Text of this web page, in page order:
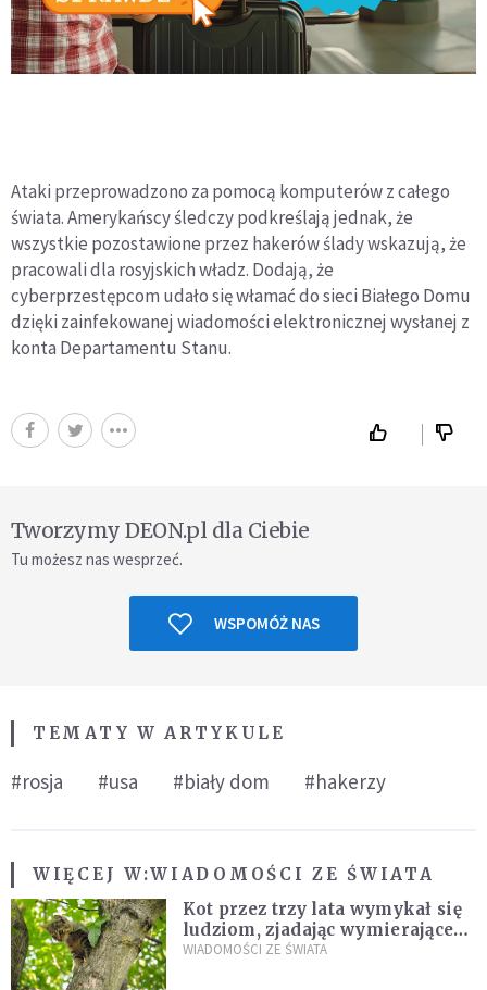
Ataki przeprowadzono za pomocą komputerów z całego
świata. Amerykańscy śledczy podkreślają jednak, że
wszystkie pozostawione przez hakerów ślady wskazują, że
pracowali dla rosyjskich władz. Dodają, że
cyberprzestępcom udało się włamać do sieci Białego Domu
dzięki zainfekowanej wiadomości elektronicznej wysłanej z
konta Departamentu Stanu.
Tworzymy DEON.pl dla Ciebie
Tu możesz nas wesprzeć.
WSPOMÓŻ NAS
TEMATY W ARTYKULE
#rosja #usa #biały dom #hakerzy
WIĘCEJ W:WIADOMOŚCI ZE ŚWIATA
Kot przez trzy lata wymykał się
ludziom, zjadając wymierające
kaczki. W końcu popełnił
WIADOMOŚCI ZE ŚWIATA